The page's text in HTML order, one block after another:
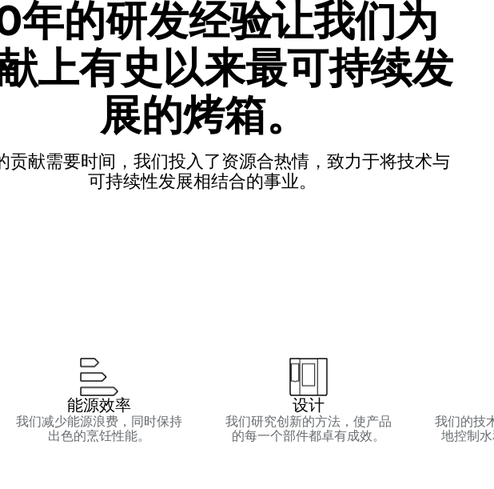
年的研发经验让我们为
上有史以来最可持续发
展的烤箱。
贡献需要时间，我们投入了资源合热情，致力于将技术与
可持续性发展相结合的事业。
能源效率
我们减少能源浪费，同时保持
出色的烹饪性能。
设计
我们研究创新的方法，使产品
的每一个部件都卓有成效。
我们的技
地控制水